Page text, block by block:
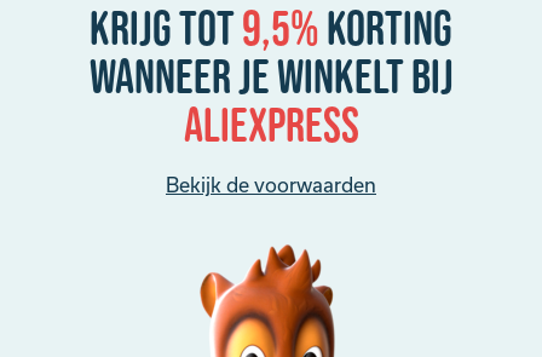
Krijg tot9,5%korting
Wanneer je winkelt bij
AliExpress
Bekijk de voorwaarden